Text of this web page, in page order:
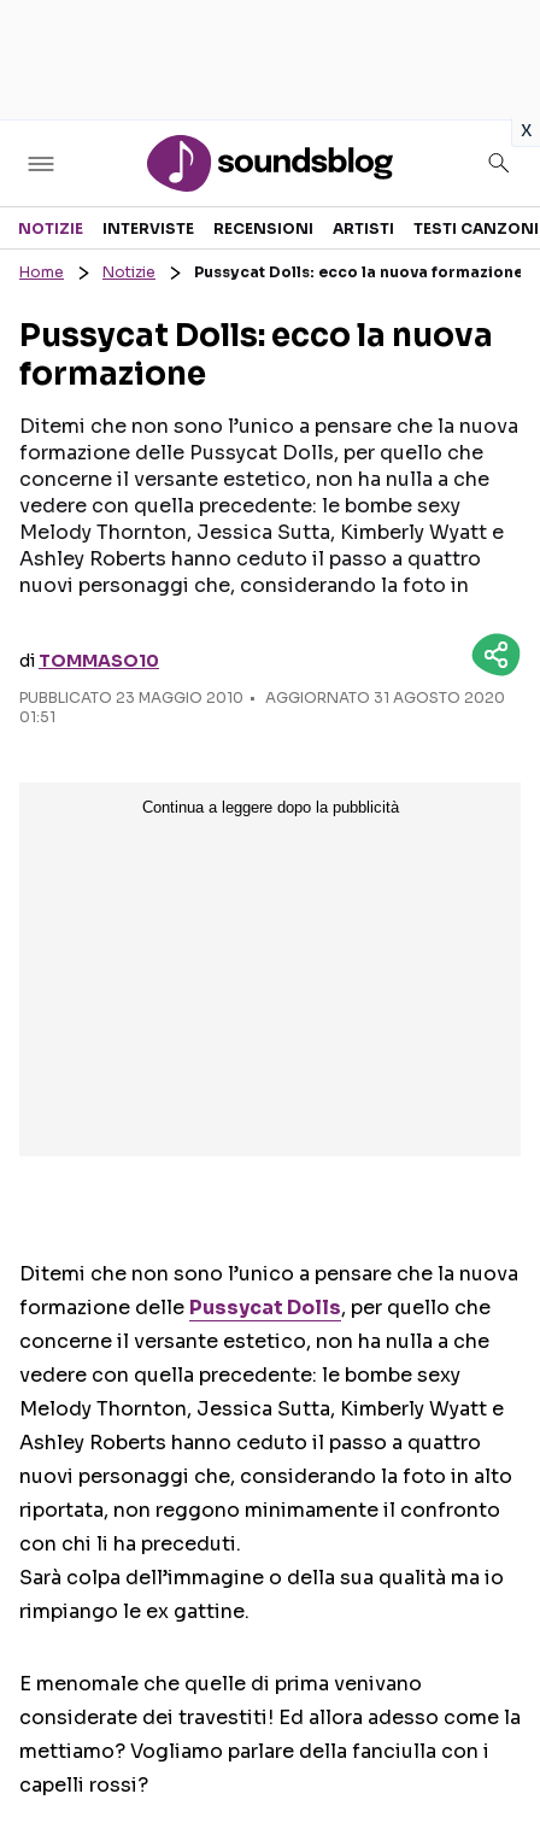
x
Sezioni
RECENSIONI MUSICALI
INTERVISTE
GOSSIP E CURIOSITÀ
TESTI CANZONI
TALENT SHOW
Seguici sui social
NOTIZIE INTERVISTE RECENSIONI ARTISTI TESTI CANZONI
Home Notizie Pussycat Dolls: ecco la nuova formazione
Pussycat Dolls: ecco la nuova
formazione
Ditemi che non sono l’unico a pensare che la nuova
formazione delle Pussycat Dolls, per quello che
concerne il versante estetico, non ha nulla a che
vedere con quella precedente: le bombe sexy
Melody Thornton, Jessica Sutta, Kimberly Wyatt e
Ashley Roberts hanno ceduto il passo a quattro
nuovi personaggi che, considerando la foto in
di TOMMASO10
PUBBLICATO 23 MAGGIO 2010
AGGIORNATO 31 AGOSTO 2020
01:51
Ditemi che non sono l’unico a pensare che la nuova
formazione delle Pussycat Dolls, per quello che
concerne il versante estetico, non ha nulla a che
vedere con quella precedente: le bombe sexy
Melody Thornton, Jessica Sutta, Kimberly Wyatt e
Ashley Roberts hanno ceduto il passo a quattro
nuovi personaggi che, considerando la foto in alto
riportata, non reggono minimamente il confronto
con chi li ha preceduti.
Sarà colpa dell’immagine o della sua qualità ma io
rimpiango le ex gattine.
E menomale che quelle di prima venivano
considerate dei travestiti! Ed allora adesso come la
mettiamo? Vogliamo parlare della fanciulla con i
capelli rossi?